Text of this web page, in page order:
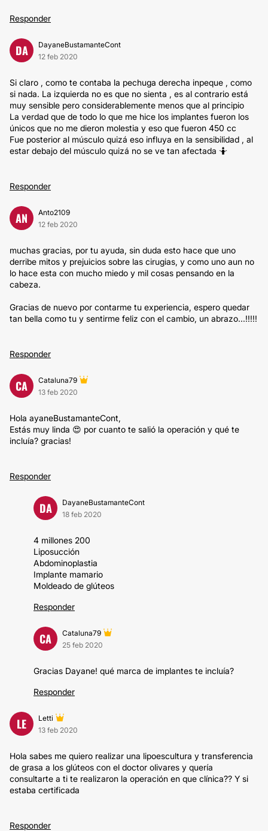
Responder
DA
DayaneBustamanteCont
12 feb 2020
Si claro , como te contaba la pechuga derecha inpeque , como
si nada. La izquierda no es que no sienta , es al contrario está
muy sensible pero considerablemente menos que al principio
La verdad que de todo lo que me hice los implantes fueron los
únicos que no me dieron molestia y eso que fueron 450 cc
Fue posterior al músculo quizá eso influya en la sensibilidad , al
estar debajo del músculo quizá no se ve tan afectada 🤷
Responder
AN
Anto2109
12 feb 2020
muchas gracias, por tu ayuda, sin duda esto hace que uno
derribe mitos y prejuicios sobre las cirugias, y como uno aun no
lo hace esta con mucho miedo y mil cosas pensando en la
cabeza.
Gracias de nuevo por contarme tu experiencia, espero quedar
tan bella como tu y sentirme feliz con el cambio, un abrazo...!!!!!
Responder
CA
Cataluna79
13 feb 2020
Hola ayaneBustamanteCont,
Estás muy linda 😍 por cuanto te salió la operación y qué te
incluía? gracias!
Responder
DA
DayaneBustamanteCont
18 feb 2020
4 millones 200
Liposucción
Abdominoplastia
Implante mamario
Moldeado de glúteos
Responder
CA
Cataluna79
25 feb 2020
Gracias Dayane! qué marca de implantes te incluía?
Responder
LE
Letti
13 feb 2020
Hola sabes me quiero realizar una lipoescultura y transferencia
de grasa a los glúteos con el doctor olivares y quería
consultarte a ti te realizaron la operación en que clínica?? Y si
estaba certificada
Responder